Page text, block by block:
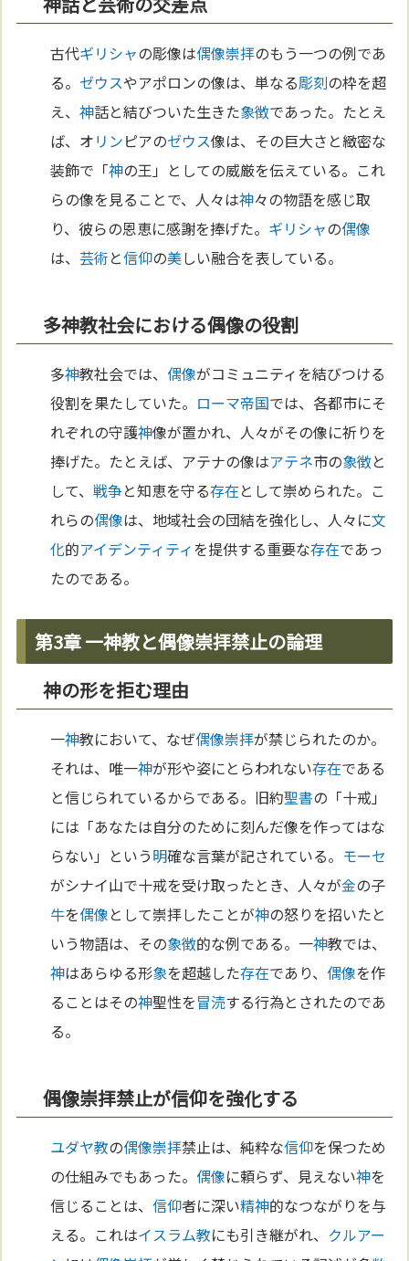
古代ギリシャの彫像は偶像崇拝のもう一つの例であ
る。 ゼウスやアポロンの像は、単なる彫刻の枠を超
え、神話と結びついた生きた象徴であった。たとえ
ば、オリンピアのゼウス像は、その巨大さと緻密な
装飾で「神の王」としての威厳を伝えている。これ
らの像を見ることで、人々は神々の物語を感じ取
り、彼らの恩恵に感謝を捧げた。 ギリシャの偶像
は、芸術と信仰の美しい融合を表している。
多神教社会における偶像の役割
多神教社会では、 偶像がコミュニティを結びつける
役割を果たしていた。 ローマ帝国では、各都市にそ
れぞれの守護神像が置かれ、人々がその像に祈りを
捧げた。たとえば、アテナの像はアテネ市の象徴と
して、戦争と知恵を守る存在として崇められた。こ
れらの偶像は、地域社会の団結を強化し、人々に文
化的アイデンティティを提供する重要な存在であっ
たのである。
第3章 一神教と偶像崇拝禁止の論理
神の形を拒む理由
一神教において、なぜ偶像崇拝が禁じられたのか。
それは、唯一神が形や姿にとらわれない存在である
と信じられているからである。旧約聖書の「十戒」
には「あなたは自分のために刻んだ像を作ってはな
らない」という明確な言葉が記されている。 モーセ
がシナイ山で十戒を受け取ったとき、人々が金の子
牛を偶像として崇拝したことが神の怒りを招いたと
いう物語は、その象徴的な例である。一神教では、
神はあらゆる形象を超越した存在であり、 偶像を作
ることはその神聖性を冒涜する行為とされたのであ
る。
偶像崇拝禁止が信仰を強化する
ユダヤ教の偶像崇拝禁止は、純粋な信仰を保つため
の仕組みでもあった。 偶像に頼らず、見えない神を
信じることは、信仰者に深い精神的なつながりを与
える。これはイスラム教にも引き継がれ、 クルアー